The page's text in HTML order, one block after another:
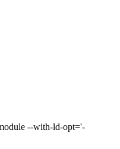
--with-ld-opt='-